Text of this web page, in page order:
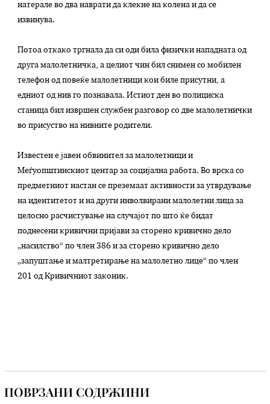
натерале во два наврати да клекне на колена и да се
извинува.
Потоа откако тргнала да си оди била физички нападната од
друга малолетничка, а целиот чин бил снимен со мобилен
телефон од повеќе малолетници кои биле присутни, а
едниот од нив го познавала. Истиот ден во полициска
станица бил извршен службен разговор со две малолетнички
во присуство на нивните родители.
Известен е јавен обвинител за малолетници и
Меѓуопштинскиот центар за социјална работа. Во врска со
предметниот настан се преземаат активности за утврдување
на идентитетот и на други инволвирани малолетни лица за
целосно расчистување на случајот по што ќе бидат
поднесени кривични пријави за сторено кривично дело
„насилство“ по член 386 и за сторено кривично дело
„запуштање и малтретирање на малолетно лице“ по член
201 од Кривичниот законик.
ПОВРЗАНИ СОДРЖИНИ